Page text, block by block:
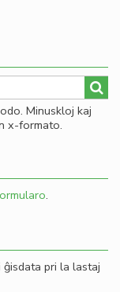
Minuskloj kaj
x-formato.
.
pri la lastaj